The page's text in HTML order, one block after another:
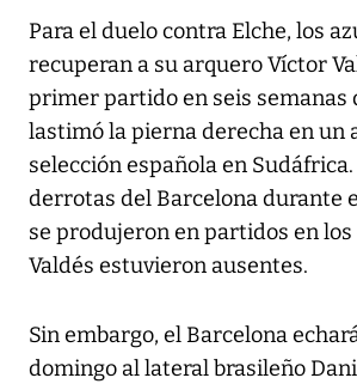
Para el duelo contra Elche, los
recuperan a su arquero Víctor
primer partido en seis semanas
lastimó la pierna derecha en un
selección española en
derrotas del Barcelona durante
se produjeron en partidos en los
Valdés estuvieron ausentes.
Sin embargo, el Barcelona
domingo al lateral brasileño